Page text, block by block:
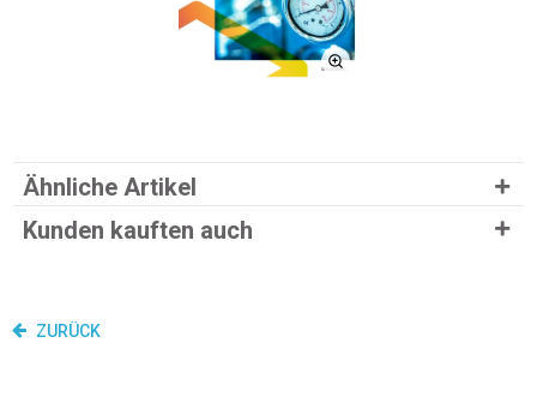
Ähnliche Artikel
Kunden kauften auch
ZURÜCK